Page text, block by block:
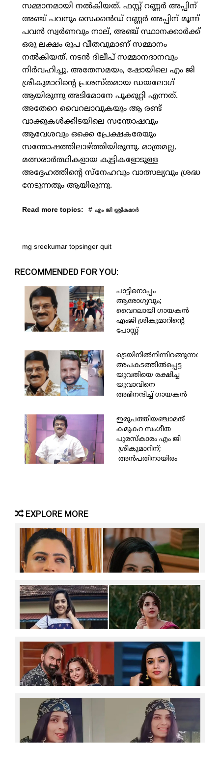
സമ്മാനമായി നല്‍കിയത്. ഫസ്റ്റ് റണ്ണര്‍ അപ്പിന്
അഞ്ച് പവനും സെക്കന്‍ഡ് റണ്ണര്‍ അപ്പിന് മൂന്ന്
പവന്‍ സ്വര്‍ണവും നാല്, അഞ്ച് സ്ഥാനക്കാര്‍ക്ക്
ഒരു ലക്ഷം രൂപ വീതവുമാണ് സമ്മാനം
നല്‍കിയത്. നടന്‍ ദിലീപ് സമ്മാനദാനവും
നിര്‍വഹിച്ചു. അതേസമയം, ഷോയിലെ എം ജി
ശ്രീകുമാറിന്റെ പ്രശസ്തമായ ഡയലോഗ്
ആയിരുന്നു അടിമോനേ പൂക്കുറ്റി എന്നത്.
അതേറെ വൈറലാവുകയും ആ രണ്ട്
വാക്കുകള്‍ക്കിടയിലെ സന്തോഷവും
ആവേശവും ഒക്കെ പ്രേക്ഷകരേയും
സന്തോഷത്തിലാഴ്ത്തിയിരുന്നു. മാത്രമല്ല,
മത്സരാര്‍ത്ഥികളായ കുട്ടികളോടുള്ള
അദ്ദേഹത്തിന്റെ സ്നേഹവും വാത്സല്യവും ശ്രദ്ധ
നേടുന്നതും ആയിരുന്നു.
Read more topics: # എം ജി ശ്രീകുമാര്‍
mg sreekumar topsinger quit
RECOMMENDED FOR YOU:
പാട്ടിനൊപ്പം
ആരോഗ്യവും;
വൈറലായി ഗായകന്‍
എംജി ശ്രീകുമാറിന്റെ
പോസ്റ്റ്
അപകടത്തില്‍പ്പെട്ട
യുവതിയെ രക്ഷിച്ച
യുവാവിനെ
അഭിനന്ദിച്ച് ഗായകന്‍
ഇരുപത്തിയഞ്ചാമത്
കമുകറ സംഗീത
പുരസ്‌കാരം എം ജി
ശ്രീകുമാറിന്;
അന്‍പതിനായിരം
EXPLORE MORE
മാസത്തില്‍ വളരെ കുറച്ച് ദിവസങ്ങള്‍ മാത്രം
ചിത്രീകരണം; ബാക്കി ദിവസങ്ങളില്‍ ജോലിയില്ലാതെ
ഇരിക്കേണ്ടി വന്നത് മാനസികമായി
തന്റെ കഴിവ് തെളിയിക്കാനും ആഗ്രഹിക്കുന്നു;
ഏഷ്യാനെറ്റിലെ പത്തരമാറ്റില്‍ നിന്നും
മാറിയതിനെക്കുറിച്ച് ജലജയായി എത്തുന്ന സ്മിത
സാമുവലിന് പറയാനുള്ളത്
ബിഗ് ബോസ് സീസണ്‍ എട്ടിലേക്ക് ഇല്ല;
അഭ്യൂഹങ്ങള്‍ക്ക് വിരാമമിട്ട് നടി അമൃത നായര്‍;
പരമ്പരയില്‍ നിന്ന് പിന്മാറിയത് വ്യക്തിപരമായ
എന്ത് പറഞ്ഞാലും മിണ്ടാതിരിക്കുന്ന
ചിന്താശേഷിയില്ലാത്ത ഒരാളായി ജീവിക്കാന്‍ പറ്റില്ല;
അദ്ദേഹം വളരെ നല്ല മനുഷ്യന്‍; എന്നാല്‍